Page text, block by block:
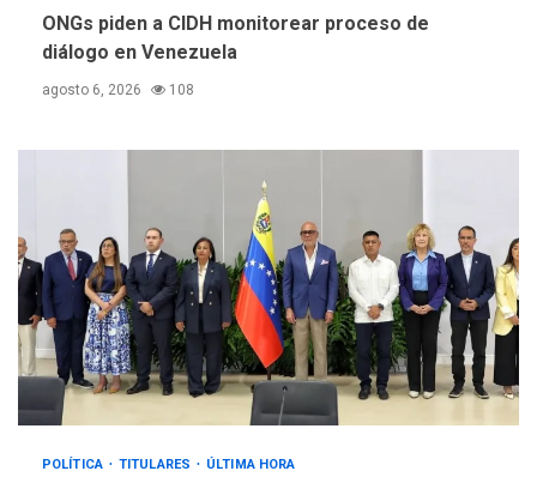
ONGs piden a CIDH monitorear proceso de
diálogo en Venezuela
agosto 6, 2026 108
POLÍTICA TITULARES ÚLTIMA HORA